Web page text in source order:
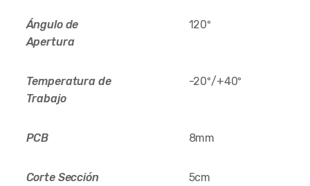
Ángulo de
Apertura
120º
Temperatura de
Trabajo
-20º/+40º
PCB 8mm
Corte Sección 5cm